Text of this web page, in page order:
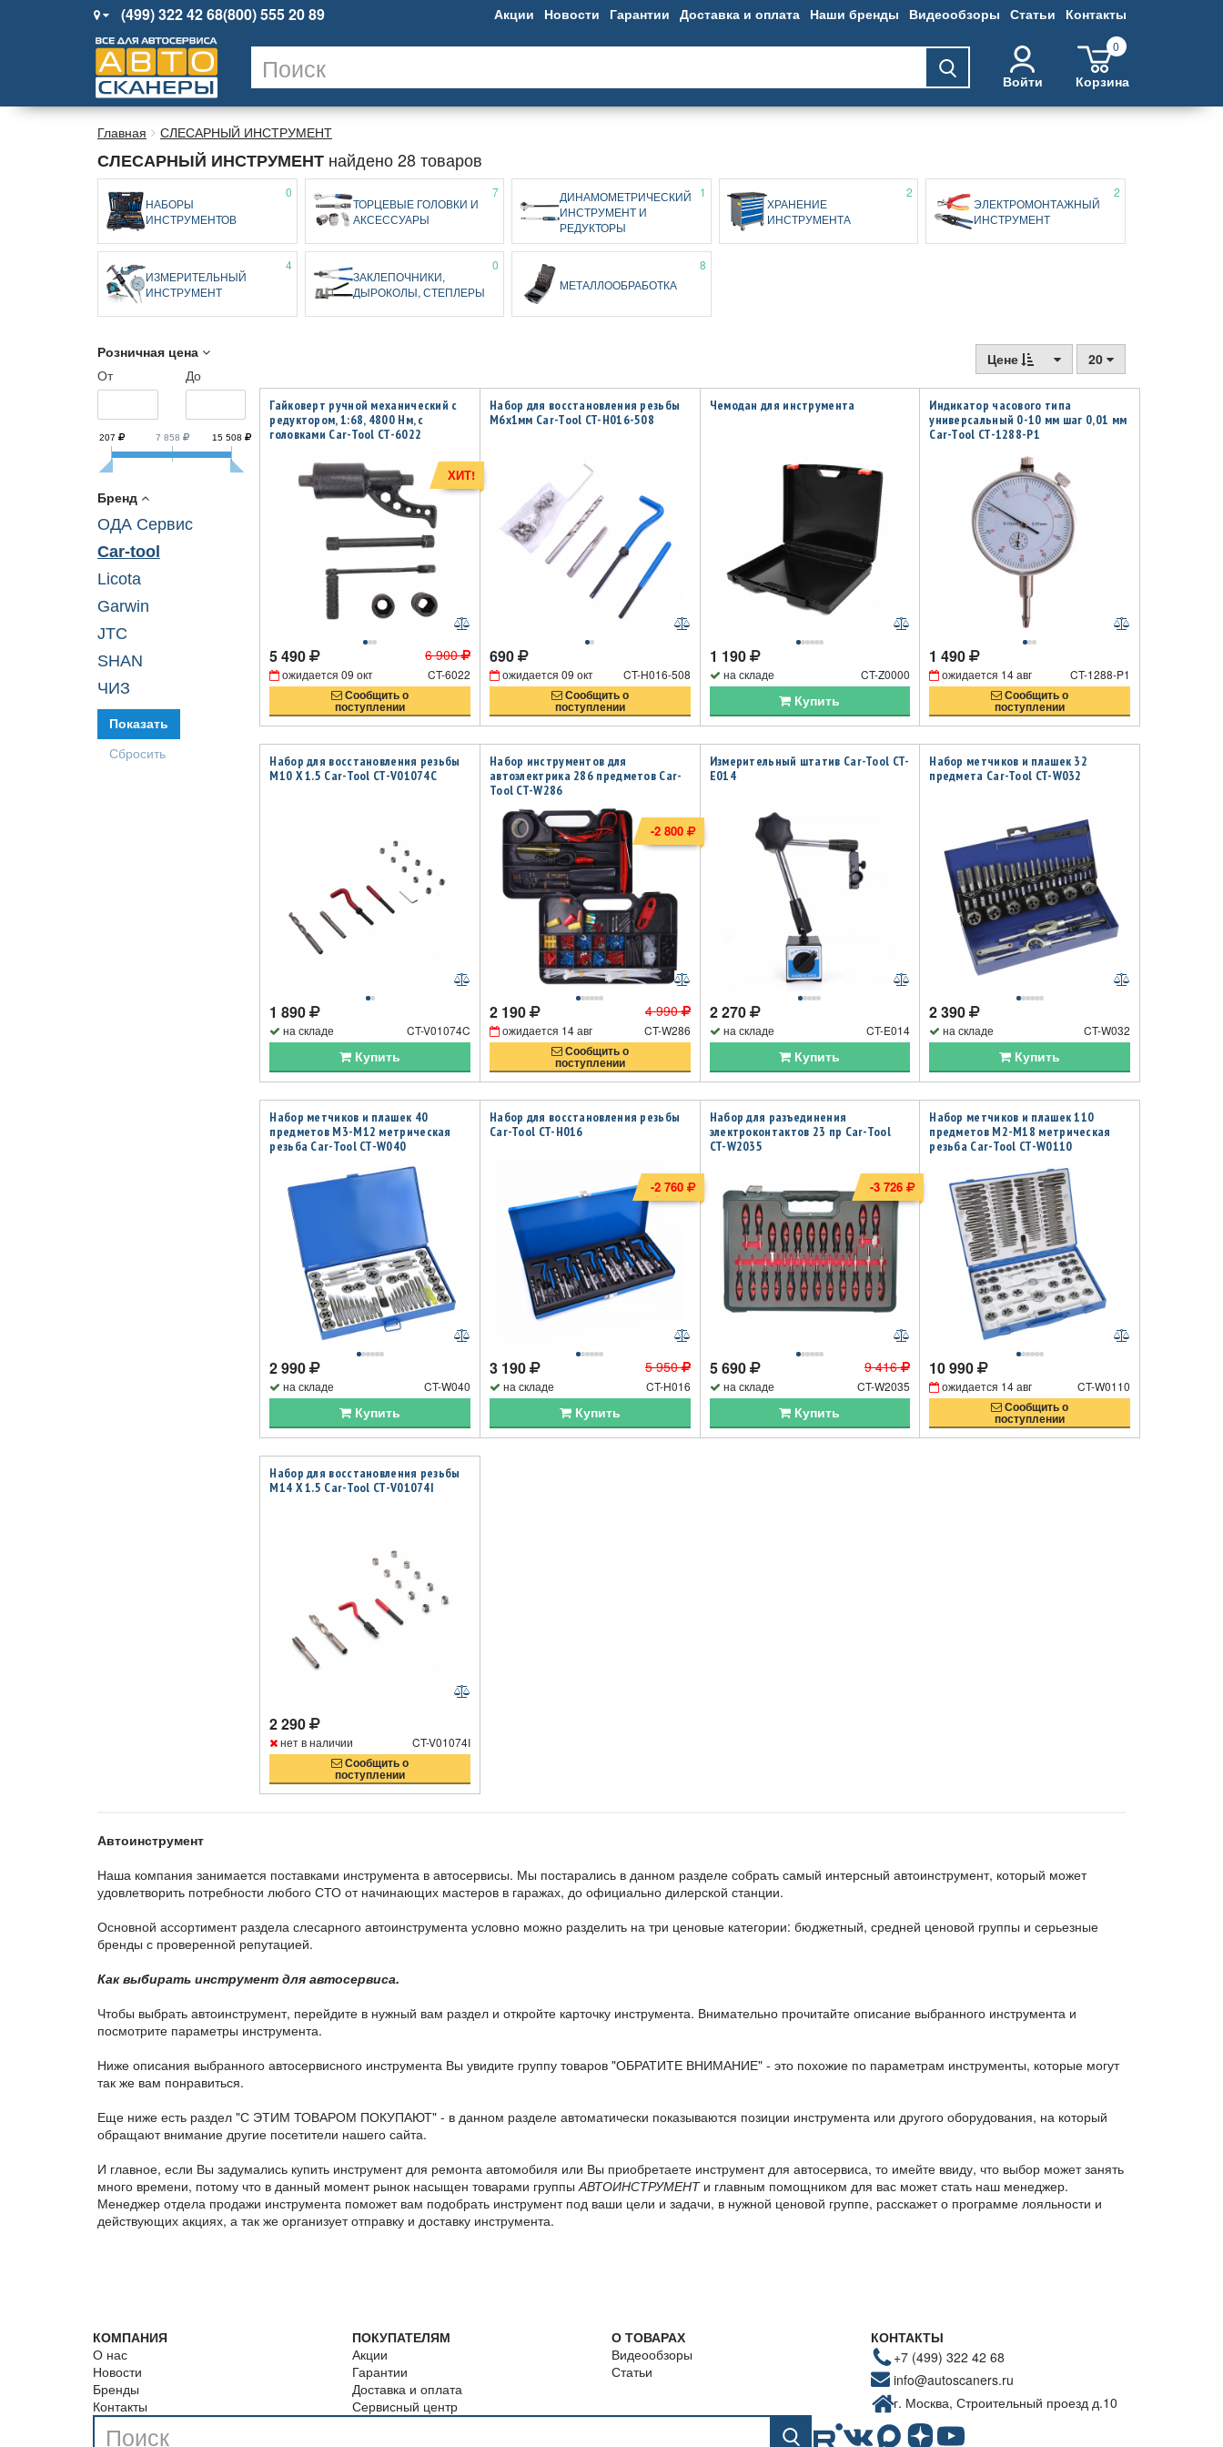
(499) 322 42 68(800) 555 20 89 Акции Новости Гарантии Доставка и оплата Наши бренды Видеообзоры Статьи Контакты
Войти
0
Корзина
Главная СЛЕСАРНЫЙ ИНСТРУМЕНТ
СЛЕСАРНЫЙ ИНСТРУМЕНТ найдено 28 товаров
НАБОРЫ
ИНСТРУМЕНТОВ
0
ТОРЦЕВЫЕ ГОЛОВКИ И
АКСЕССУАРЫ
7
ДИНАМОМЕТРИЧЕСКИЙ
ИНСТРУМЕНТ И
РЕДУКТОРЫ
1
ХРАНЕНИЕ
ИНСТРУМЕНТА
2
ЭЛЕКТРОМОНТАЖНЫЙ
ИНСТРУМЕНТ
2
ИЗМЕРИТЕЛЬНЫЙ
ИНСТРУМЕНТ
4
ЗАКЛЕПОЧНИКИ,
ДЫРОКОЛЫ, СТЕПЛЕРЫ
0
МЕТАЛЛООБРАБОТКА
8
Розничная цена
От
До
207 7 858 15 508
Бренд
ОДА Сервис
Car-tool
Licota
Garwin
JTC
SHAN
ЧИЗ
Цене 20
Гайковерт ручной механический с
редуктором, 1:68, 4800 Нм, с
головками Car-Tool CT-6022
6 900
5 490
ожидается 09 окт CT-6022
Сообщить о
поступлении
ХИТ!
Набор для восстановления резьбы
М6х1мм Car-Tool CT-H016-508
690
ожидается 09 окт CT-H016-508
Сообщить о
поступлении
Чемодан для инструмента
1 190
на складе CT-Z0000
Купить
Индикатор часового типа
универсальный 0-10 мм шаг 0,01 мм
Car-Tool CT-1288-P1
1 490
ожидается 14 авг CT-1288-P1
Сообщить о
поступлении
Набор для восстановления резьбы
M10 X 1.5 Car-Tool CT-V01074C
1 890
на складе CT-V01074C
Купить
Набор инструментов для
автоэлектрика 286 предметов Car-
Tool CT-W286
4 990
2 190
ожидается 14 авг CT-W286
Сообщить о
поступлении
-2 800
Измерительный штатив Car-Tool CT-
E014
2 270
на складе CT-E014
Купить
Набор метчиков и плашек 32
предмета Car-Tool CT-W032
2 390
на складе CT-W032
Купить
Набор метчиков и плашек 40
предметов М3-М12 метрическая
резьба Car-Tool CT-W040
2 990
на складе CT-W040
Купить
Набор для восстановления резьбы
Car-Tool CT-H016
5 950
3 190
на складе CT-H016
Купить
-2 760
Набор для разъединения
электроконтактов 23 пр Car-Tool
CT-W2035
9 416
5 690
на складе CT-W2035
Купить
-3 726
Набор метчиков и плашек 110
предметов М2-М18 метрическая
резьба Car-Tool CT-W0110
10 990
ожидается 14 авг CT-W0110
Сообщить о
поступлении
Набор для восстановления резьбы
M14 X 1.5 Car-Tool CT-V01074I
2 290
нет в наличии CT-V01074I
Сообщить о
поступлении
Автоинструмент
Наша компания занимается поставками инструмента в автосервисы. Мы постарались в данном разделе собрать самый интерсный автоинструмент, который может
удовлетворить потребности любого СТО от начинающих мастеров в гаражах, до официально дилерской станции.
Основной ассортимент раздела слесарного автоинструмента условно можно разделить на три ценовые категории: бюджетный, средней ценовой группы и серьезные
бренды с проверенной репутацией.
Как выбирать инструмент для автосервиса.
Чтобы выбрать автоинструмент, перейдите в нужный вам раздел и откройте карточку инструмента. Внимательно прочитайте описание выбранного инструмента и
посмотрите параметры инструмента.
Ниже описания выбранного автосервисного инструмента Вы увидите группу товаров "ОБРАТИТЕ ВНИМАНИЕ" - это похожие по параметрам инструменты, которые могут
так же вам понравиться.
Еще ниже есть раздел "С ЭТИМ ТОВАРОМ ПОКУПАЮТ" - в данном разделе автоматически показываются позиции инструмента или другого оборудования, на который
обращают внимание другие посетители нашего сайта.
И главное, если Вы задумались купить инструмент для ремонта автомобиля или Вы приобретаете инструмент для автосервиса, то имейте ввиду, что выбор может занять
много времени, потому что в данный момент рынок насыщен товарами группыАВТОИНСТРУМЕНТи главным помощником для вас может стать наш менеджер.
Менеджер отдела продажи инструмента поможет вам подобрать инструмент под ваши цели и задачи, в нужной ценовой группе, расскажет о программе лояльности и
действующих акциях, а так же организует отправку и доставку инструмента.
КОМПАНИЯ
О нас
Новости
Бренды
Контакты
ПОКУПАТЕЛЯМ
Акции
Гарантии
Доставка и оплата
Сервисный центр
О ТОВАРАХ
Видеообзоры
Статьи
КОНТАКТЫ
+7 (499) 322 42 68
info@autoscaners.ru
г. Москва, Строительный проезд д.10